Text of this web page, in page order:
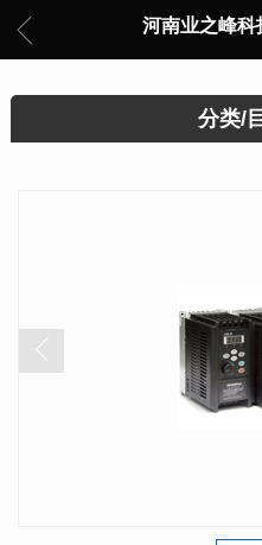
河南业之峰科
分类/